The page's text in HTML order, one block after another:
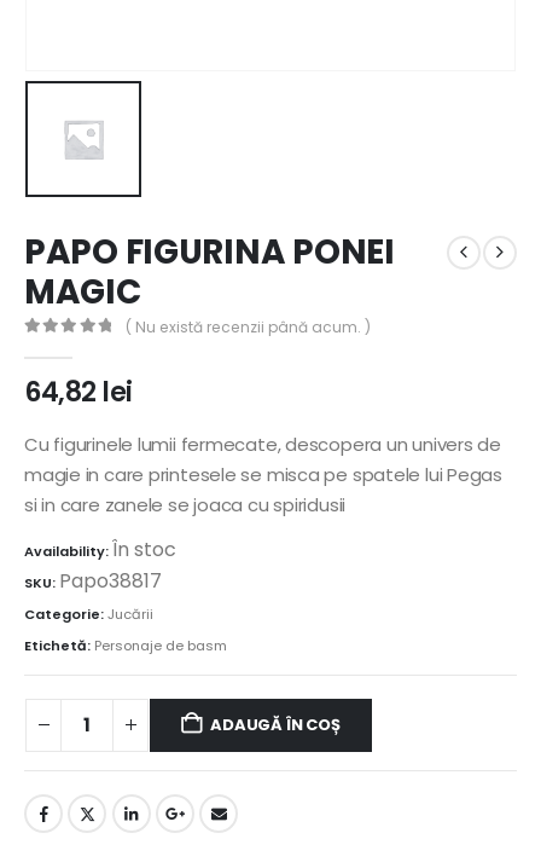
PAPO FIGURINA PONEI
MAGIC
( Nu există recenzii până acum. )
64,82 lei
Cu figurinele lumii fermecate, descopera un univers de
magie in care printesele se misca pe spatele lui Pegas
si in care zanele se joaca cu spiridusii
Availability:În stoc
SKU: Papo38817
Categorie:Jucării
Etichetă: Personaje de basm
ADAUGĂ ÎN COȘ